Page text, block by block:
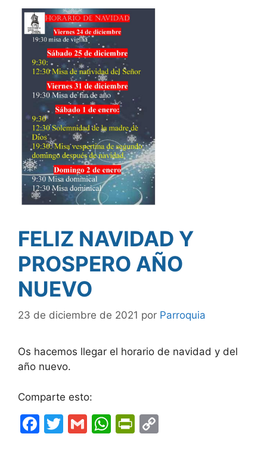
FELIZ NAVIDAD Y
PROSPERO AÑO
NUEVO
23 de diciembre de 2021 por Parroquia
Os hacemos llegar el horario de navidad y del
año nuevo.
Comparte esto:
F
T
G
W Pr